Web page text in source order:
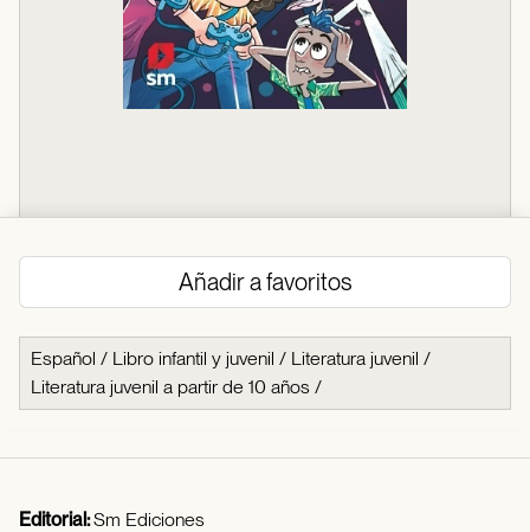
Añadir a favoritos
Español / Libro infantil y juvenil / Literatura juvenil /
Literatura juvenil a partir de 10 años /
Editorial:Sm Ediciones